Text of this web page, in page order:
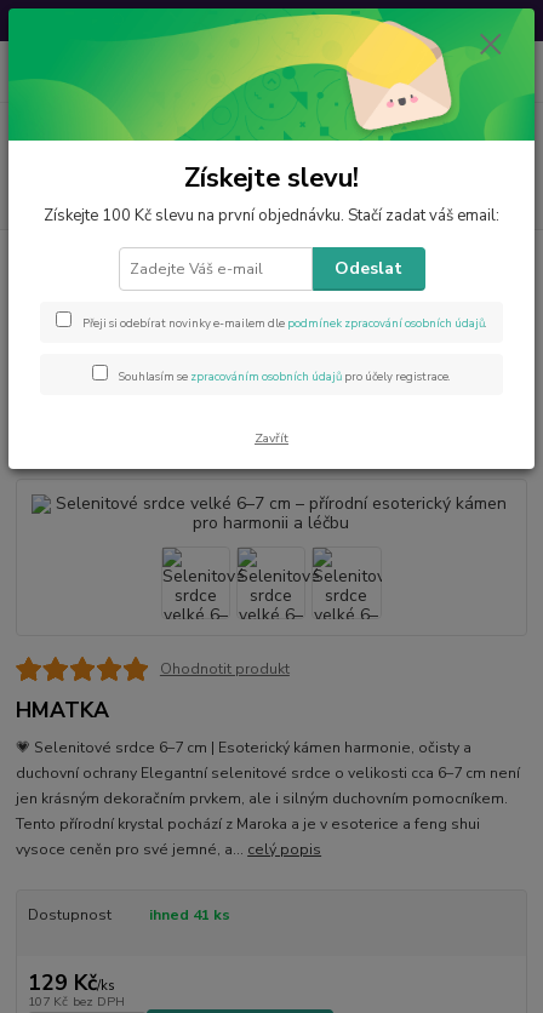
Svatovavřinecká sleva: 20 % s kódemVAVRINEC20
Menu
CZK 0
za
Minerály od A do Z
Selenitové srdce velké 6–7 cm –
přírodní esoterický kámen pro harmonii a léčbu
Selenitové srdce velké 6–7 cm –
přírodní esoterický kámen pro
Ohodnotit produkt
HMATKA
💗 Selenitové srdce 6–7 cm | Esoterický kámen harmonie, očisty a
duchovní ochrany Elegantní selenitové srdce o velikosti cca 6–7 cm není
jen krásným dekoračním prvkem, ale i silným duchovním pomocníkem.
Tento přírodní krystal pochází z Maroka a je v esoterice a feng shui
vysoce ceněn pro své jemné, a... celý popis
Dostupnost ihned 41 ks
129 Kč/ks
107 Kč bez DPH
Získejte slevu!
Získejte 100 Kč slevu na první objednávku. Stačí zadat váš email:
Odeslat
Přeji si odebírat novinky e-mailem dle podmínek zpracování osobních údajů.
Souhlasím se zpracováním osobních údajů pro účely registrace.
Zavřít